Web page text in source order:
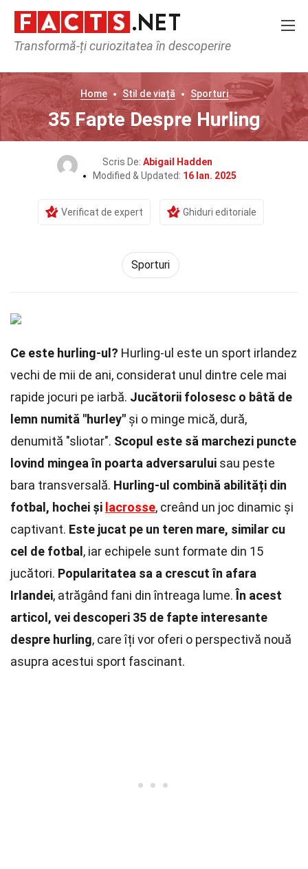
Transformă-ți curiozitatea în descoperire
Home Stil de viață Sporturi
35 Fapte Despre Hurling
Scris De: Abigail Hadden
Modified & Updated: 16 Ian. 2025
Verificat de expert Ghiduri editoriale
Sporturi
Ce este hurling-ul? Hurling-ul este un sport irlandez
vechi de mii de ani, considerat unul dintre cele mai
rapide jocuri pe iarbă. Jucătorii folosesc o bâtă de
lemn numită "hurley" și o minge mică, dură,
denumită "sliotar". Scopul este să marchezi puncte
lovind mingea în poarta adversarului sau peste
bara transversală. Hurling-ul combină abilități din
fotbal, hochei și lacrosse, creând un joc dinamic și
captivant. Este jucat pe un teren mare, similar cu
cel de fotbal , iar echipele sunt formate din 15
jucători. Popularitatea sa a crescut în afara
Irlandei, atrăgând fani din întreaga lume. În acest
articol, vei descoperi 35 de fapte interesante
despre hurling, care îți vor oferi o perspectivă nouă
asupra acestui sport fascinant.